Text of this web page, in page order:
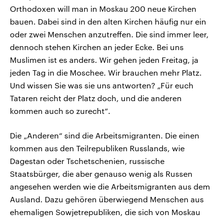
Orthodoxen will man in Moskau 200 neue Kirchen
bauen. Dabei sind in den alten Kirchen häufig nur ein
oder zwei Menschen anzutreffen. Die sind immer leer,
dennoch stehen Kirchen an jeder Ecke. Bei uns
Muslimen ist es anders. Wir gehen jeden Freitag, ja
jeden Tag in die Moschee. Wir brauchen mehr Platz.
Und wissen Sie was sie uns antworten? „Für euch
Tataren reicht der Platz doch, und die anderen
kommen auch so zurecht“.
Die „Anderen“ sind die Arbeitsmigranten. Die einen
kommen aus den Teilrepubliken Russlands, wie
Dagestan oder Tschetschenien, russische
Staatsbürger, die aber genauso wenig als Russen
angesehen werden wie die Arbeitsmigranten aus dem
Ausland. Dazu gehören überwiegend Menschen aus
ehemaligen Sowjetrepubliken, die sich von Moskau